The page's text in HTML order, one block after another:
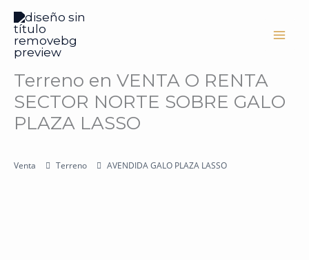
contenido
Terreno en VENTA O RENTA
SECTOR NORTE SOBRE GALO
PLAZA LASSO
Venta Terreno AVENDIDA GALO PLAZA LASSO